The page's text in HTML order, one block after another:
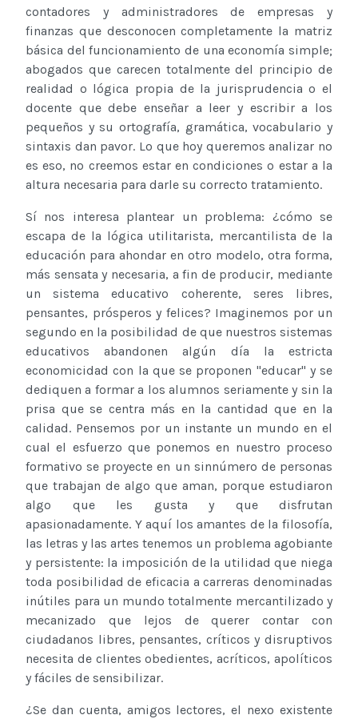
contadores y administradores de empresas y
finanzas que desconocen completamente la matriz
básica del funcionamiento de una economía simple;
abogados que carecen totalmente del principio de
realidad o lógica propia de la jurisprudencia o el
docente que debe enseñar a leer y escribir a los
pequeños y su ortografía, gramática, vocabulario y
sintaxis dan pavor. Lo que hoy queremos analizar no
es eso, no creemos estar en condiciones o estar a la
altura necesaria para darle su correcto tratamiento.
Sí nos interesa plantear un problema: ¿cómo se
escapa de la lógica utilitarista, mercantilista de la
educación para ahondar en otro modelo, otra forma,
más sensata y necesaria, a fin de producir, mediante
un sistema educativo coherente, seres libres,
pensantes, prósperos y felices? Imaginemos por un
segundo en la posibilidad de que nuestros sistemas
educativos abandonen algún día la estricta
economicidad con la que se proponen "educar" y se
dediquen a formar a los alumnos seriamente y sin la
prisa que se centra más en la cantidad que en la
calidad. Pensemos por un instante un mundo en el
cual el esfuerzo que ponemos en nuestro proceso
formativo se proyecte en un sinnúmero de personas
que trabajan de algo que aman, porque estudiaron
algo que les gusta y que disfrutan
apasionadamente. Y aquí los amantes de la filosofía,
las letras y las artes tenemos un problema agobiante
y persistente: la imposición de la utilidad que niega
toda posibilidad de eficacia a carreras denominadas
inútiles para un mundo totalmente mercantilizado y
mecanizado que lejos de querer contar con
ciudadanos libres, pensantes, críticos y disruptivos
necesita de clientes obedientes, acríticos, apolíticos
y fáciles de sensibilizar.
¿Se dan cuenta, amigos lectores, el nexo existente